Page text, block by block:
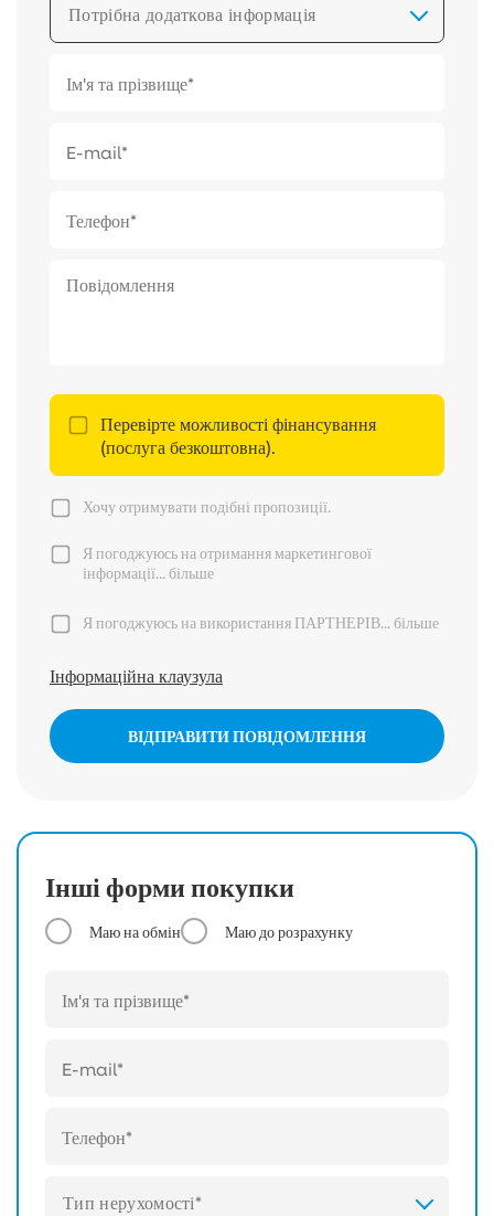
Потрібна додаткова інформація
Перевірте можливості фінансування
(послуга безкоштовна).
Хочу отримувати подібні пропозиції.
Я погоджуюсь на отримання маркетингової
інформації...більше
Я погоджуюсь на використання ПАРТНЕРІВ...більше
Інформаційна клаузула
ВІДПРАВИТИ ПОВІДОМЛЕННЯ
Інші форми покупки
Маю на обмін Маю до розрахунку
Тип нерухомості*